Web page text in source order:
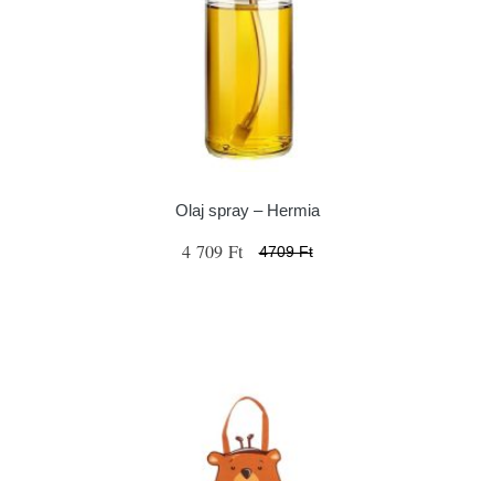
Olaj spray – Hermia
4 709 Ft 4709 Ft